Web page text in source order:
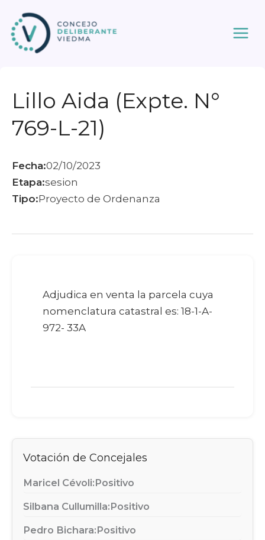
contenido
Lillo Aida (Expte. N°
769-L-21)
Fecha:02/10/2023
Etapa:sesion
Tipo:Proyecto de Ordenanza
Adjudica en venta la parcela cuya
nomenclatura catastral es: 18-1-A-
972- 33A
Votación de Concejales
Maricel Cévoli:Positivo
Silbana Cullumilla:Positivo
Pedro Bichara:Positivo